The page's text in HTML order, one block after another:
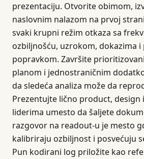
prezentaciju. Otvorite obimom,
naslovnim nalazom na prvoj
svaki krupni režim otkaza sa
ozbiljnošću, uzrokom, dokazima
popravkom. Završite
planom i jednostraničnim
da sledeća analiza može da
Prezentujte lično product, design
liderima umesto da šaljete
razgovor na readout-u je mesto
kalibriraju ozbiljnost i posvećuju
Pun kodirani log priložite kao